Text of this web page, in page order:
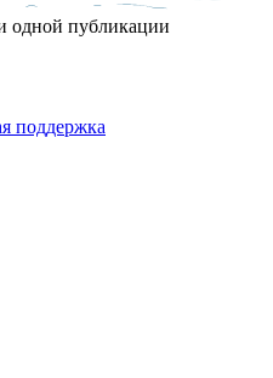
одной публикации
поддержка